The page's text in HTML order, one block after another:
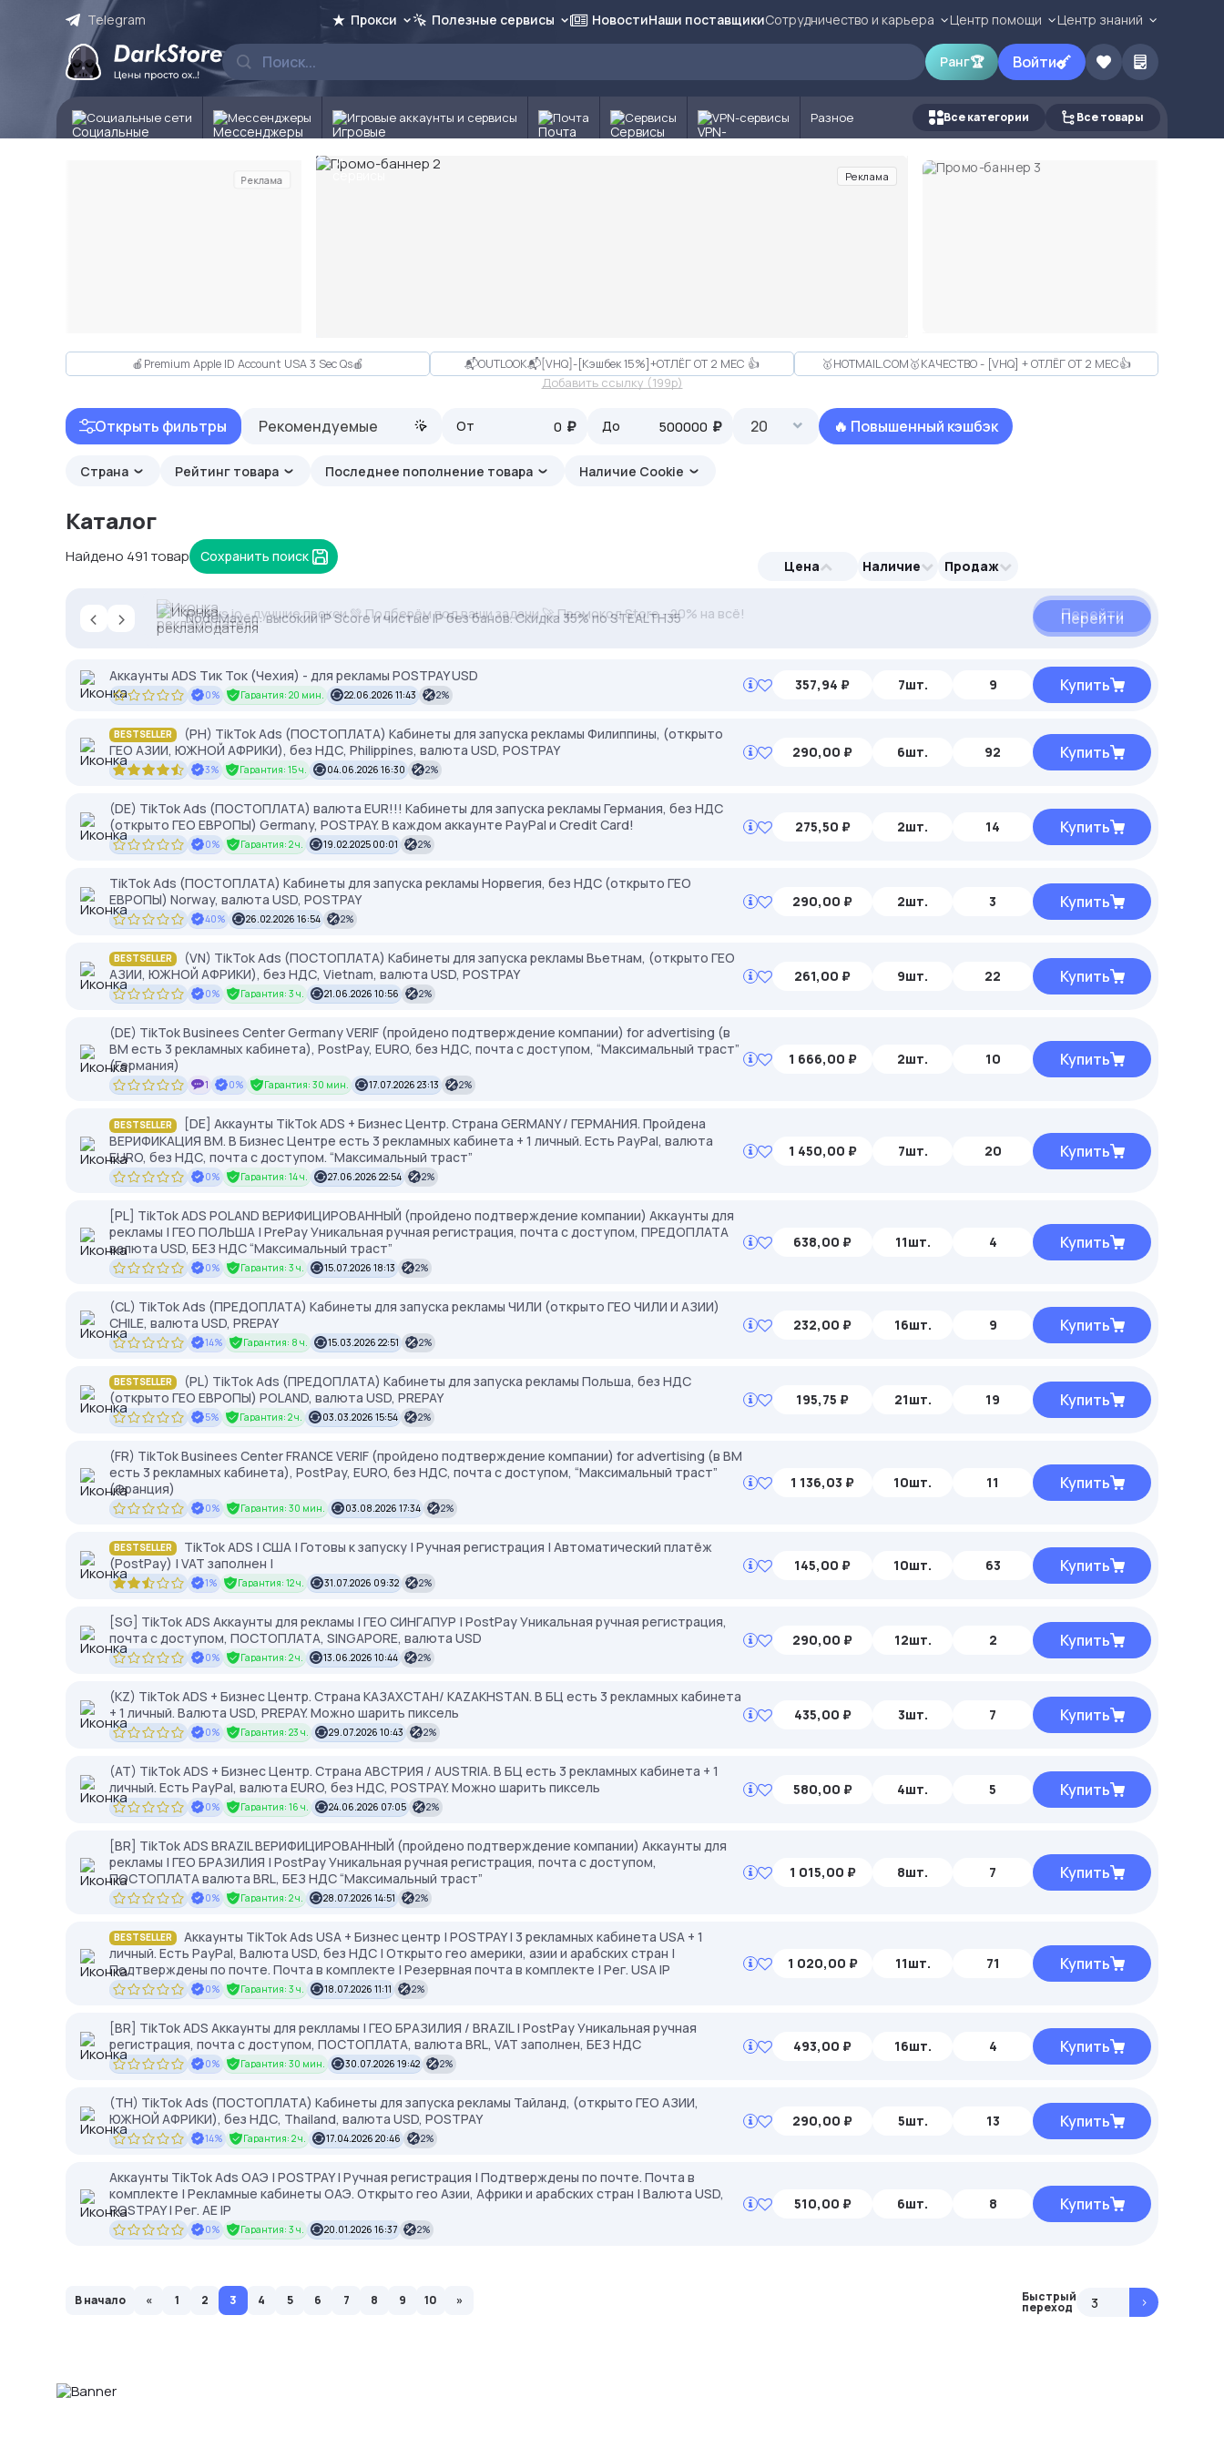
Telegram Прокси Полезные сервисы НовостиНаши поставщикиСотрудничество и карьера Центр помощи Центр знаний
Ранг🏆 Войти
Социальные сети Мессенджеры Игровые аккаунты и сервисы Почта Сервисы VPN-сервисы Разное Все категории Все товары
Реклама Реклама
🍎Premium Apple ID Account USA 3 Sec Qs🍎 📬OUTLOOK📬[VHQ]-[Кэшбек 15%]+ОТЛЁГ ОТ 2 МЕС 👍 🥇HOTMAIL.COM🥇КАЧЕСТВО - [VHQ] + ОТЛЁГ ОТ 2 МЕС👍
Добавить ссылку (199p)
Открыть фильтры Рекомендуемые От ₽ До ₽ 20 🔥 Повышенный кэшбэк
Страна Рейтинг товара Последнее пополнение товара Наличие Cookie
Каталог
Найдено 491 товар Сохранить поиск
Цена Наличие Продаж
‹ › Proxys.io - лучшие прокси 💚 Подберём под ваши задачи 🚀 Промокод Store - 20% на всё! Перейти
NodeMaven: высокий IP Score и чистые IP без банов. Скидка 35% по STEALTH35 Перейти
Аккаунты ADS Тик Ток (Чехия) - для рекламы POSTPAY USD
0% Гарантия: 20 мин. 22.06.2026 11:43 2%
357,94 ₽ 7шт. 9 Купить
BESTSELLER
(PH) TikTok Ads (ПОСТОПЛАТА) Кабинеты для запуска рекламы Филиппины, (открыто
ГЕО АЗИИ, ЮЖНОЙ АФРИКИ), без НДС, Philippines, валюта USD, POSTPAY
3% Гарантия: 15 ч. 04.06.2026 16:30 2%
290,00 ₽ 6шт. 92 Купить
(DE) TikTok Ads (ПОСТОПЛАТА) валюта EUR!!! Кабинеты для запуска рекламы Германия, без НДС
(открыто ГЕО ЕВРОПЫ) Germany, POSTPAY. В каждом аккаунте PayPal и Credit Card!
0% Гарантия: 2 ч. 19.02.2025 00:01 2%
275,50 ₽ 2шт. 14 Купить
TikTok Ads (ПОСТОПЛАТА) Кабинеты для запуска рекламы Норвегия, без НДС (открыто ГЕО
ЕВРОПЫ) Norway, валюта USD, POSTPAY
40% 26.02.2026 16:54 2%
290,00 ₽ 2шт. 3 Купить
BESTSELLER
(VN) TikTok Ads (ПОСТОПЛАТА) Кабинеты для запуска рекламы Вьетнам, (открыто ГЕО
АЗИИ, ЮЖНОЙ АФРИКИ), без НДС, Vietnam, валюта USD, POSTPAY
0% Гарантия: 3 ч. 21.06.2026 10:56 2%
261,00 ₽ 9шт. 22 Купить
(DE) TikTok Businees Center Germany VERIF (пройдено подтверждение компании) for advertising (в
ВМ есть 3 рекламных кабинета), PostPay, EURO, без НДС, почта с доступом, “Максимальный траст”
(Германия)
1 0% Гарантия: 30 мин. 17.07.2026 23:13 2%
1 666,00 ₽ 2шт. 10 Купить
BESTSELLER
[DE] Аккаунты TikTok ADS + Бизнес Центр. Страна GERMANY / ГЕРМАНИЯ. Пройдена
ВЕРИФИКАЦИЯ ВМ. В Бизнес Центре есть 3 рекламных кабинета + 1 личный. Есть PayPal, валюта
EURO, без НДС, почта с доступом. “Максимальный траст”
0% Гарантия: 14 ч. 27.06.2026 22:54 2%
1 450,00 ₽ 7шт. 20 Купить
[PL] TikTok ADS POLAND ВЕРИФИЦИРОВАННЫЙ (пройдено подтверждение компании) Аккаунты для
рекламы | ГЕО ПОЛЬША | PrePay Уникальная ручная регистрация, почта с доступом, ПРЕДОПЛАТА
валюта USD, БЕЗ НДС “Максимальный траст”
0% Гарантия: 3 ч. 15.07.2026 18:13 2%
638,00 ₽ 11шт. 4 Купить
(CL) TikTok Ads (ПРЕДОПЛАТА) Кабинеты для запуска рекламы ЧИЛИ (открыто ГЕО ЧИЛИ И АЗИИ)
CHILE, валюта USD, PREPAY
14% Гарантия: 8 ч. 15.03.2026 22:51 2%
232,00 ₽ 16шт. 9 Купить
BESTSELLER
(PL) TikTok Ads (ПРЕДОПЛАТА) Кабинеты для запуска рекламы Польша, без НДС
(открыто ГЕО ЕВРОПЫ) POLAND, валюта USD, PREPAY
5% Гарантия: 2 ч. 03.03.2026 15:54 2%
195,75 ₽ 21шт. 19 Купить
(FR) TikTok Businees Center FRANCE VERIF (пройдено подтверждение компании) for advertising (в ВМ
есть 3 рекламных кабинета), PostPay, EURO, без НДС, почта с доступом, “Максимальный траст”
(Франция)
0% Гарантия: 30 мин. 03.08.2026 17:34 2%
1 136,03 ₽ 10шт. 11 Купить
BESTSELLER
TikTok ADS | США | Готовы к запуску | Ручная регистрация | Автоматический платёж
(PostPay) | VAT заполнен |
1% Гарантия: 12 ч. 31.07.2026 09:32 2%
145,00 ₽ 10шт. 63 Купить
[SG] TikTok ADS Аккаунты для рекламы | ГЕО СИНГАПУР | PostPay Уникальная ручная регистрация,
почта с доступом, ПОСТОПЛАТА, SINGAPORE, валюта USD
0% Гарантия: 2 ч. 13.06.2026 10:44 2%
290,00 ₽ 12шт. 2 Купить
(KZ) TikTok ADS + Бизнес Центр. Страна КАЗАХСТАН/ KAZAKHSTAN. В БЦ есть 3 рекламных кабинета
+ 1 личный. Валюта USD, PREPAY. Можно шарить пиксель
0% Гарантия: 23 ч. 29.07.2026 10:43 2%
435,00 ₽ 3шт. 7 Купить
(AT) TikTok ADS + Бизнес Центр. Страна АВСТРИЯ / AUSTRIA. В БЦ есть 3 рекламных кабинета + 1
личный. Есть PayPal, валюта EURO, без НДС, POSTPAY. Можно шарить пиксель
0% Гарантия: 16 ч. 24.06.2026 07:05 2%
580,00 ₽ 4шт. 5 Купить
[BR] TikTok ADS BRAZIL ВЕРИФИЦИРОВАННЫЙ (пройдено подтверждение компании) Аккаунты для
рекламы | ГЕО БРАЗИЛИЯ | PostPay Уникальная ручная регистрация, почта с доступом,
ПОСТОПЛАТА валюта BRL, БЕЗ НДС “Максимальный траст”
0% Гарантия: 2 ч. 28.07.2026 14:51 2%
1 015,00 ₽ 8шт. 7 Купить
BESTSELLER
Аккаунты TikTok Ads USA + Бизнес центр | POSTPAY | 3 рекламных кабинета USA + 1
личный. Есть PayPal, Валюта USD, без НДС | Открыто гео америки, азии и арабских стран |
Подтверждены по почте. Почта в комплекте | Резервная почта в комплекте | Рег. USA IP
0% Гарантия: 3 ч. 18.07.2026 11:11 2%
1 020,00 ₽ 11шт. 71 Купить
[BR] TikTok ADS Аккаунты для реклламы | ГЕО БРАЗИЛИЯ / BRAZIL | PostPay Уникальная ручная
регистрация, почта с доступом, ПОСТОПЛАТА, валюта BRL, VAT заполнен, БЕЗ НДС
0% Гарантия: 30 мин. 30.07.2026 19:42 2%
493,00 ₽ 16шт. 4 Купить
(TH) TikTok Ads (ПОСТОПЛАТА) Кабинеты для запуска рекламы Тайланд, (открыто ГЕО АЗИИ,
ЮЖНОЙ АФРИКИ), без НДС, Thailand, валюта USD, POSTPAY
14% Гарантия: 2 ч. 17.04.2026 20:46 2%
290,00 ₽ 5шт. 13 Купить
Аккаунты TikTok Ads ОАЭ | POSTPAY | Ручная регистрация | Подтверждены по почте. Почта в
комплекте | Рекламные кабинеты ОАЭ. Открыто гео Азии, Африки и арабских стран | Валюта USD,
POSTPAY | Рег. AE IP
0% Гарантия: 3 ч. 20.01.2026 16:37 2%
510,00 ₽ 6шт. 8 Купить
В начало « 1 2 3 4 5 6 7 8 9 10 » Быстрый
переход >